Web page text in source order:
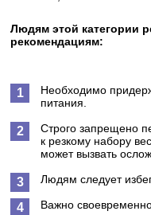
Людям этой категории
рекомендациям:
Необходимо
питания.
Строго запрещено
к резкому набору
может вызвать
Людям следует
Важно